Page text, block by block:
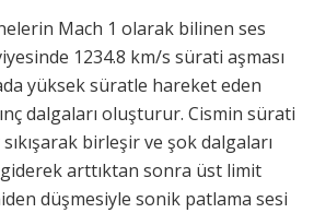
Mach 1 olarak bilinen ses
1234.8 km/s sürati aşması
yüksek süratle hareket eden
dalgaları oluşturur. Cismin sürati
birleşir ve şok dalgaları
arttıktan sonra üst limit
düşmesiyle sonik patlama sesi